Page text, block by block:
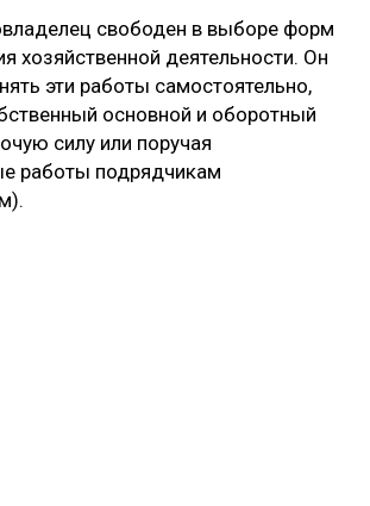
свободен в выборе форм
хозяйственной деятельности. Он
эти работы самостоятельно,
основной и оборотный
силу или поручая
работы подрядчикам